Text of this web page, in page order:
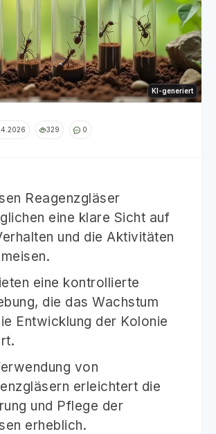
KI-generiert
329 0
Reagenzgläser
eine klare Sicht auf
und die Aktivitäten
eine kontrollierte
die das Wachstum
Entwicklung der Kolonie
von
erleichtert die
und Pflege der
erheblich.